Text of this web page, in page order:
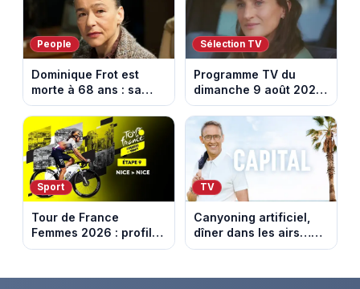
People
Dominique Frot est
morte à 68 ans : sa
sœur Catherine Frot
annonce la triste
nouvelle
Sélection TV
Programme TV du
dimanche 9 août 2026
: notre sélection pour
votre soirée télé
Sport
Tour de France
Femmes 2026 : profil
et horaires de la
TV
Canyoning artificiel,
dîner dans les airs…
les loisirs les plus fous
Capital